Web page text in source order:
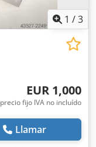
1 /3
EUR 1,000
precio fijo IVA no incluído
Llamar